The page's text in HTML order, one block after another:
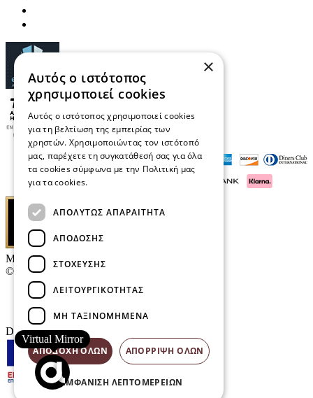
Μαρκάκης Οπτικά
© 2026
Επικοινωνία
E-Volution Awards
Designed & developed by
Virtual Mirror
×
Αυτός ο ιστότοπος
χρησιμοποιεί cookies
Αυτός ο ιστότοπος χρησιμοποιεί cookies
για τη βελτίωση της εμπειρίας των
χρηστών. Χρησιμοποιώντας τον ιστότοπό
μας, παρέχετε τη συγκατάθεσή σας για όλα
τα cookies σύμφωνα με την Πολιτική μας
για τα cookies.
ΑΠΟΛΎΤΩΣ ΑΠΑΡΑΊΤΗΤΑ
ΑΠΌΔΟΣΗΣ
ΣΤΌΧΕΥΣΗΣ
ΛΕΙΤΟΥΡΓΙΚΌΤΗΤΑΣ
ΜΗ ΤΑΞΙΝΟΜΗΜΈΝΑ
ΑΠΟΔΟΧΉ ΌΛΩΝ ΑΠΌΡΡΙΨΗ ΌΛΩΝ
ΕΜΦΆΝΙΣΗ ΛΕΠΤΟΜΕΡΕΙΏΝ